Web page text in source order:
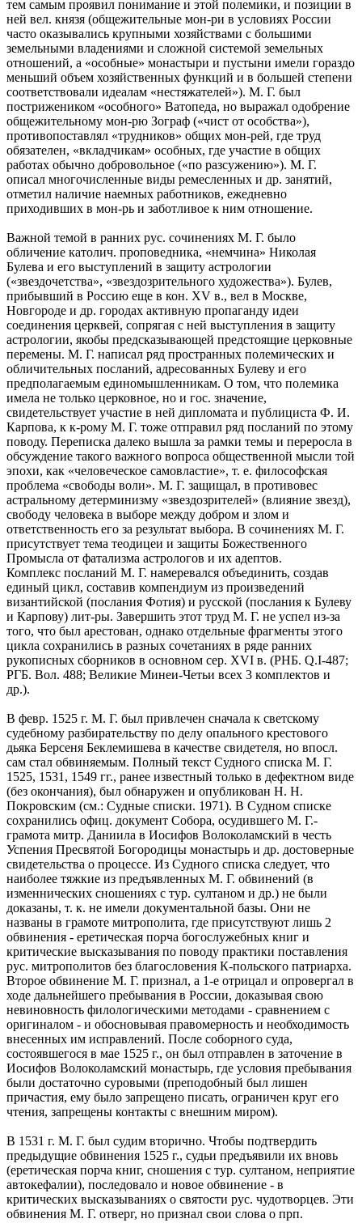
тем самым проявил понимание и этой полемики, и позиции в
ней вел. князя (общежительные мон-ри в условиях России
часто оказывались крупными хозяйствами с большими
земельными владениями и сложной системой земельных
отношений, а «особные» монастыри и пустыни имели гораздо
меньший объем хозяйственных функций и в большей степени
соответствовали идеалам «нестяжателей»). М. Г. был
пострижеником «особного» Ватопеда, но выражал одобрение
общежительному мон-рю Зограф («чист от особства»),
противопоставлял «трудников» общих мон-рей, где труд
обязателен, «вкладчикам» особных, где участие в общих
работах обычно добровольное («по разсужению»). М. Г.
описал многочисленные виды ремесленных и др. занятий,
отметил наличие наемных работников, ежедневно
приходивших в мон-рь и заботливое к ним отношение.
Важной темой в ранних рус. сочинениях М. Г. было
обличение католич. проповедника, «немчина» Николая
Булева и его выступлений в защиту астрологии
(«звездочетства», «звездозрительного художества»). Булев,
прибывший в Россию еще в кон. ХV в., вел в Москве,
Новгороде и др. городах активную пропаганду идеи
соединения церквей, сопрягая с ней выступления в защиту
астрологии, якобы предсказывающей предстоящие церковные
перемены. М. Г. написал ряд пространных полемических и
обличительных посланий, адресованных Булеву и его
предполагаемым единомышленникам. О том, что полемика
имела не только церковное, но и гос. значение,
свидетельствует участие в ней дипломата и публициста Ф. И.
Карпова, к к-рому М. Г. тоже отправил ряд посланий по этому
поводу. Переписка далеко вышла за рамки темы и переросла в
обсуждение такого важного вопроса общественной мысли той
эпохи, как «человеческое самовластие», т. е. философская
проблема «свободы воли». М. Г. защищал, в противовес
астральному детерминизму «звездозрителей» (влияние звезд),
свободу человека в выборе между добром и злом и
ответственность его за результат выбора. В сочинениях М. Г.
присутствует тема теодицеи и защиты Божественного
Промысла от фатализма астрологов и их адептов.
Комплекс посланий М. Г. намеревался объединить, создав
единый цикл, составив компендиум из произведений
византийской (послания Фотия) и русской (послания к Булеву
и Карпову) лит-ры. Завершить этот труд М. Г. не успел из-за
того, что был арестован, однако отдельные фрагменты этого
цикла сохранились в разных сочетаниях в ряде ранних
рукописных сборников в основном сер. ХVI в. (РНБ. Q.I-487;
РГБ. Вол. 488; Великие Минеи-Четьи всех 3 комплектов и
др.).
В февр. 1525 г. М. Г. был привлечен сначала к светскому
судебному разбирательству по делу опального крестового
дьяка Берсеня Беклемишева в качестве свидетеля, но впосл.
сам стал обвиняемым. Полный текст Судного списка М. Г.
1525, 1531, 1549 гг., ранее известный только в дефектном виде
(без окончания), был обнаружен и опубликован Н. Н.
Покровским (см.: Судные списки. 1971). В Судном списке
сохранились офиц. документ Собора, осудившего М. Г.-
грамота митр. Даниила в Иосифов Волоколамский в честь
Успения Пресвятой Богородицы монастырь и др. достоверные
свидетельства о процессе. Из Судного списка следует, что
наиболее тяжкие из предъявленных М. Г. обвинений (в
изменнических сношениях с тур. султаном и др.) не были
доказаны, т. к. не имели документальной базы. Они не
названы в грамоте митрополита, где присутствуют лишь 2
обвинения - еретическая порча богослужебных книг и
критические высказывания по поводу практики поставления
рус. митрополитов без благословения К-польского патриарха.
Второе обвинение М. Г. признал, а 1-е отрицал и опровергал в
ходе дальнейшего пребывания в России, доказывая свою
невиновность филологическими методами - сравнением с
оригиналом - и обосновывая правомерность и необходимость
внесенных им исправлений. После соборного суда,
состоявшегося в мае 1525 г., он был отправлен в заточение в
Иосифов Волоколамский монастырь, где условия пребывания
были достаточно суровыми (преподобный был лишен
причастия, ему было запрещено писать, ограничен круг его
чтения, запрещены контакты с внешним миром).
В 1531 г. М. Г. был судим вторично. Чтобы подтвердить
предыдущие обвинения 1525 г., судьи предъявили их вновь
(еретическая порча книг, сношения с тур. султаном, неприятие
автокефалии), последовало и новое обвинение - в
критических высказываниях о святости рус. чудотворцев. Эти
обвинения М. Г. отверг, но признал свои слова о прп.